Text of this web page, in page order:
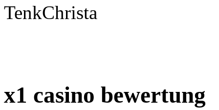
x1 casino bewertung